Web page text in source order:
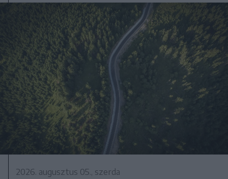
2026. augusztus 05., szerda